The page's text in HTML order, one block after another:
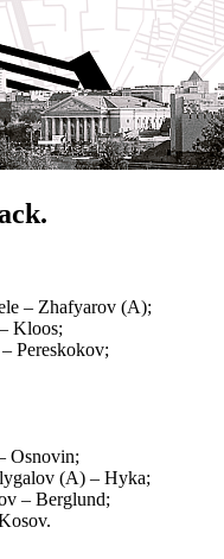
– Zhafyarov (А);
Kloos;
Pereskokov;
Osnovin;
(А) – Hyka;
– Berglund;